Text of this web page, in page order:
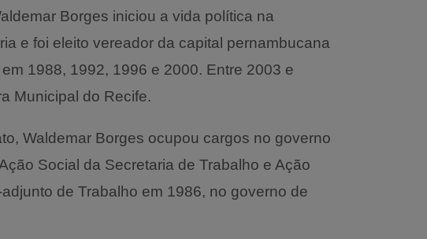
Borges iniciou a vida política na
e foi eleito vereador da capital pernambucana
1988, 1992, 1996 e 2000. Entre 2003 e
Municipal do Recife.
Waldemar Borges ocupou cargos no governo
Social da Secretaria de Trabalho e Ação
de Trabalho em 1986, no governo de